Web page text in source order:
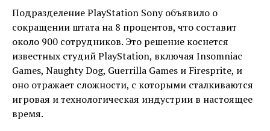
Подразделение PlayStation Sony объявило о
сокращении штата на 8 процентов, что составит
около 900 сотрудников. Это решение коснется
известных студий PlayStation, включая Insomniac
Games, Naughty Dog, Guerrilla Games и Firesprite, и
оно отражает сложности, с которыми сталкиваются
игровая и технологическая индустрии в настоящее
время.